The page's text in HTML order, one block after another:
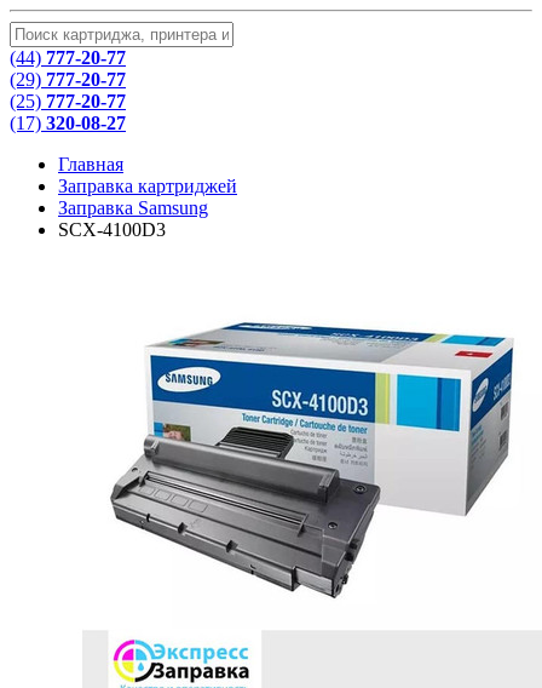
(44) 777-20-77
(29) 777-20-77
(25) 777-20-77
(17) 320-08-27
Главная
Заправка картриджей
Заправка Samsung
SCX-4100D3